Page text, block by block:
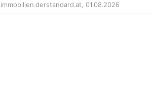
immobilien.derstandard.at, 01.08.2026